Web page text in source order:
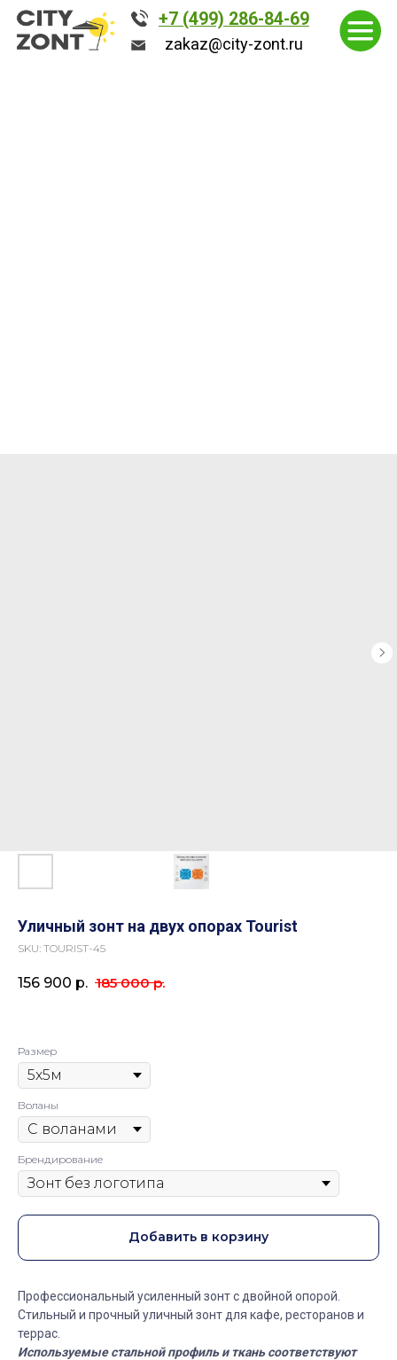
zakaz@city-zont.ru
+7 (499) 286-84-69
zakaz@city-zont.ru
+7 (499) 286-84-69
Уличный зонт на двух опорах Tourist
SKU: TOURIST-45
156 900 р. 185 000 р.
Размер
Воланы
Брендирование
Добавить в корзину
Профессиональный усиленный зонт с двойной опорой.
Стильный и прочный уличный зонт для кафе, ресторанов и
террас.
Используемые стальной профиль и ткань соответствуют